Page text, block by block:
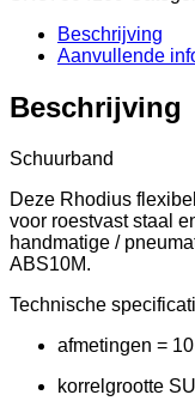
Beschrijving
Aanvullende
Beschrijving
Schuurband
Deze Rhodius
voor roestvast staal
handmatige /
ABS10M.
Technische
afmetingen =
korrelgrootte